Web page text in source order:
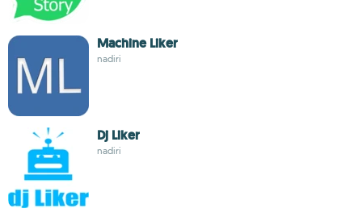
Machine Liker
nadiri
Dj Liker
nadiri